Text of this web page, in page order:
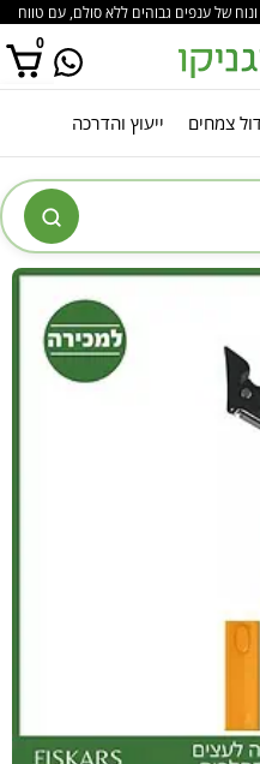
ונוח של ענפים גבוהים ללא סולם, עם טווח
לחוויית גינון בטוחה ואפקטיבית.0
אין מוצרים בסל הקניות.
צמחים ייעוץ והדרכה